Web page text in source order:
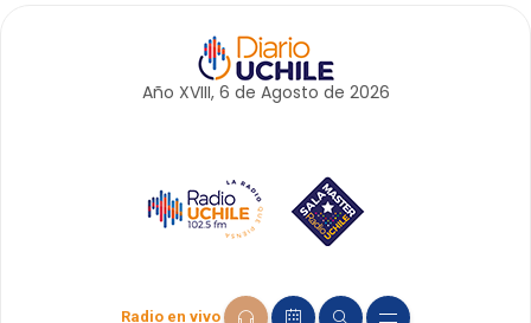
Año XVIII, 6 de Agosto de 2026
Radio en vivo